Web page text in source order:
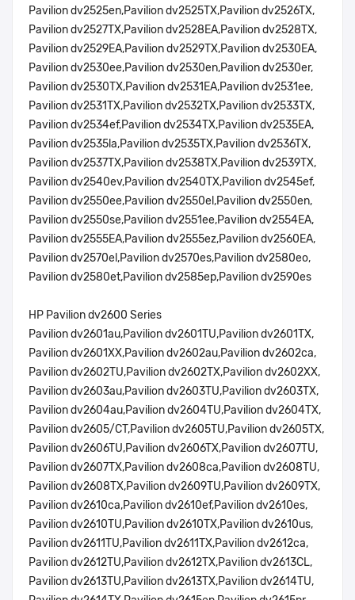
Pavilion dv2525en,Pavilion dv2525TX,Pavilion dv2526TX,
Pavilion dv2527TX,Pavilion dv2528EA,Pavilion dv2528TX,
Pavilion dv2529EA,Pavilion dv2529TX,Pavilion dv2530EA,
Pavilion dv2530ee,Pavilion dv2530en,Pavilion dv2530er,
Pavilion dv2530TX,Pavilion dv2531EA,Pavilion dv2531ee,
Pavilion dv2531TX,Pavilion dv2532TX,Pavilion dv2533TX,
Pavilion dv2534ef,Pavilion dv2534TX,Pavilion dv2535EA,
Pavilion dv2535la,Pavilion dv2535TX,Pavilion dv2536TX,
Pavilion dv2537TX,Pavilion dv2538TX,Pavilion dv2539TX,
Pavilion dv2540ev,Pavilion dv2540TX,Pavilion dv2545ef,
Pavilion dv2550ee,Pavilion dv2550el,Pavilion dv2550en,
Pavilion dv2550se,Pavilion dv2551ee,Pavilion dv2554EA,
Pavilion dv2555EA,Pavilion dv2555ez,Pavilion dv2560EA,
Pavilion dv2570el,Pavilion dv2570es,Pavilion dv2580eo,
Pavilion dv2580et,Pavilion dv2585ep,Pavilion dv2590es
HP Pavilion dv2600 Series
Pavilion dv2601au,Pavilion dv2601TU,Pavilion dv2601TX,
Pavilion dv2601XX,Pavilion dv2602au,Pavilion dv2602ca,
Pavilion dv2602TU,Pavilion dv2602TX,Pavilion dv2602XX,
Pavilion dv2603au,Pavilion dv2603TU,Pavilion dv2603TX,
Pavilion dv2604au,Pavilion dv2604TU,Pavilion dv2604TX,
Pavilion dv2605/CT,Pavilion dv2605TU,Pavilion dv2605TX,
Pavilion dv2606TU,Pavilion dv2606TX,Pavilion dv2607TU,
Pavilion dv2607TX,Pavilion dv2608ca,Pavilion dv2608TU,
Pavilion dv2608TX,Pavilion dv2609TU,Pavilion dv2609TX,
Pavilion dv2610ca,Pavilion dv2610ef,Pavilion dv2610es,
Pavilion dv2610TU,Pavilion dv2610TX,Pavilion dv2610us,
Pavilion dv2611TU,Pavilion dv2611TX,Pavilion dv2612ca,
Pavilion dv2612TU,Pavilion dv2612TX,Pavilion dv2613CL,
Pavilion dv2613TU,Pavilion dv2613TX,Pavilion dv2614TU,